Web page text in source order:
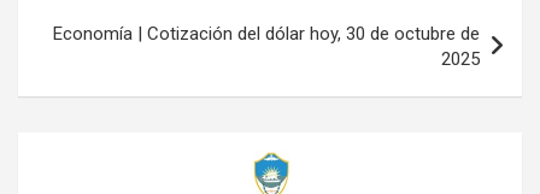
entradas
Economía | Cotización del dólar hoy, 30 de octubre de
2025